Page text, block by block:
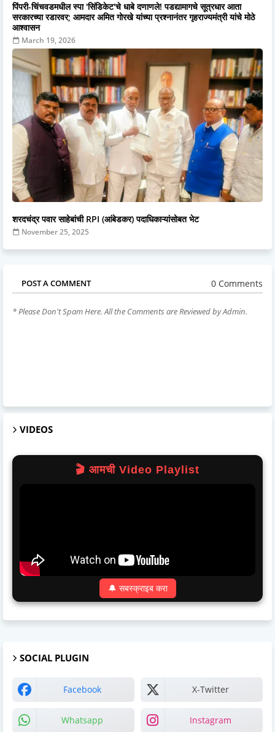
पिंपरी-चिंचवडमधील स्पा 'सिंडिकेट'चे धाबे दणाणले! पडद्यामागचे सूत्रधार आता
सरकारच्या रडारवर; आमदार अमित गोरखे यांच्या प्रश्नानंतर गृहराज्यमंत्री यांचे मोठे
आश्वासन
March 19, 2026
शरदचंद्र पवार साहेबांची RPI (आंबेडकर) पदाधिकाऱ्यांसोबत भेट
November 25, 2025
POST A COMMENT 0 Comments
* Please Don't Spam Here. All the Comments are Reviewed by Admin.
VIDEOS
🎬 आमची Video Playlist
🔔 सबस्क्राइब करा
SOCIAL PLUGIN
Facebook X-Twitter
Whatsapp Instagram